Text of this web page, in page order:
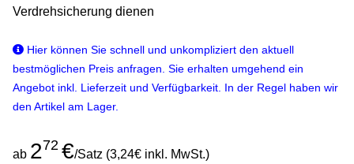
Verdrehsicherung dienen
Hier können Sie schnell und unkompliziert den aktuell
bestmöglichen Preis anfragen. Sie erhalten umgehend ein
Angebot inkl. Lieferzeit und Verfügbarkeit. In der Regel haben wir
den Artikel am Lager.
ab 272 €/Satz (3,24€ inkl. MwSt.)